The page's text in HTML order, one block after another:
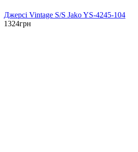
Джерсі Vintage S/S Jako YS-4245-104
1324грн